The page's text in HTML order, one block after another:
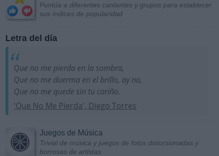
Puntúa a diferentes cantantes y grupos para establecer
sus índices de popularidad
Letra del día
Que no me pierda en la sombra,
Que no me duerma en el brillo, ay no,
Que no me quede sin tu cariño.
'Que No Me Pierda', Diego Torres
Juegos de Música
Trivial de música y juegos de fotos distorsionadas y
borrosas de artistas